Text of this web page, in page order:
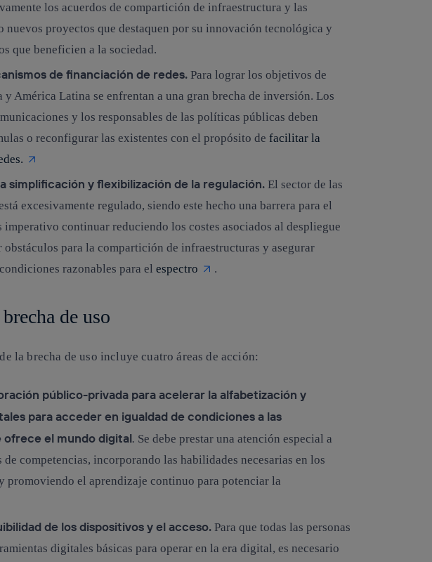
los acuerdos de compartición de infraestructura y las
nuevos proyectos que destaquen por su innovación tecnológica y
que beneficien a la sociedad.
de financiación de redes. Para lograr los objetivos de
América Latina se enfrentan a una gran brecha de inversión. Los
y los responsables de las políticas públicas deben
o reconfigurar las existentes con el propósito de facilitar la
simplificación y flexibilización de la regulación. El sector de las
excesivamente regulado, siendo este hecho una barrera para el
imperativo continuar reduciendo los costes asociados al despliegue
obstáculos para la compartición de infraestructuras y asegurar
razonables para el espectro .
de uso
la brecha de uso incluye cuatro áreas de acción:
público-privada para acelerar la alfabetización y
para acceder en igualdad de condiciones a las
el mundo digital. Se debe prestar una atención especial a
de competencias, incorporando las habilidades necesarias en los
promoviendo el aprendizaje continuo para potenciar la
de los dispositivos y el acceso. Para que todas las personas
digitales básicas para operar en la era digital, es necesario